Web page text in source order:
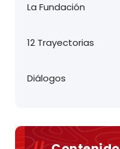
La Fundación
12 Trayectorias
Diálogos